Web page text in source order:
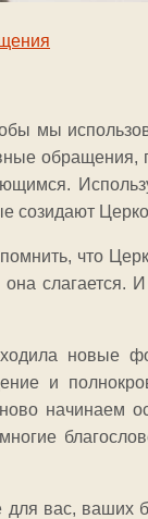
мы
обращения,
созидают
что
слагается. И
и
начинаем
вас, ваших